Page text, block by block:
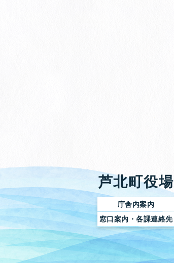
芦北町役場
庁舎内案内
窓口案内・各課連絡先